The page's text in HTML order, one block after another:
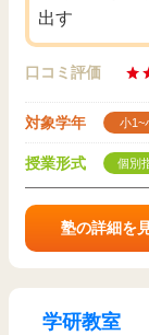
出す
口コミ評価
対象学年 小1~
授業形式 個別
塾の詳細を
学研教室